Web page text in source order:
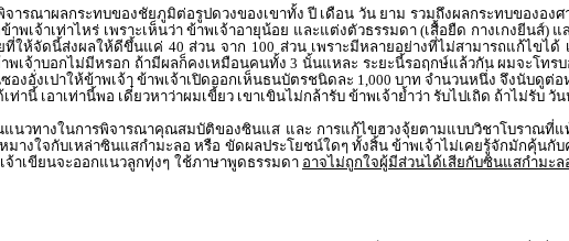
ารณาผลกระทบของชัยภูมิต่อรูปดวงของเขาทั้ง ปี เดือน วัน ยาม รวมถึงผลกระทบของอ
พเจ้าเท่าไหร่ เพราะเห็นว่า ข้าพเจ้าอายุน้อย และแต่งตัวธรรมดา (เสื้อยืด กางเกงยีน
ที่ให้จัดนี้ส่งผลให้ดีขึ้นแค่ 40 ส่วน จาก 100 ส่วน เพราะมีหลายอย่างที่ไม่สามารถแก้ไขไ
เจ้าบอกไม่มีหรอก ถ้ามีผลก็คงเหมือนคนทั้ง 3 นั้นแหละ ระยะนี้รอฤกษ์แล้วกัน ผมจะโทรบ
งอั่งเปาให้ข้าพเจ้า ข้าพเจ้าเปิดออกเห็นธนบัตรชนิดละ 1,000 บาท จำนวนหนึ่ง จึงนับดูต่
านี้ เอาเท่านี้พอ เดี๋ยวหาว่าผมเขี้ยว เขาเขินไม่กล้ารับ ข้าพเจ้าย้ำว่า รับไปเถิด ถ้าไม่รับ
นวทางในการพิจารณาคุณสมบัติของซินแส และ การแก้ไขฮวงจุ้ยตามแบบวิชาโบราณที่แ
างใจกับเหล่าซินแสกำมะลอ หรือ ขัดผลประโยชน์ใดๆ ทั้งสิ้น ข้าพเจ้าไม่เคยรู้จักมักคุ้นกั
าเขียนจะออกแนวลูกทุ่งๆ ใช้ภาษาพูดธรรมดา อาจไม่ถูกใจผู้มีส่วนได้เสียกับซินแสกำมะล